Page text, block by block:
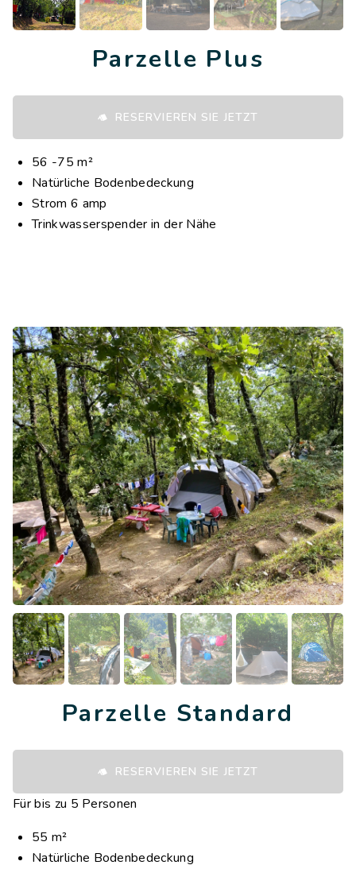
Parzelle Plus
RESERVIEREN SIE JETZT
56 -75 m²
Natürliche Bodenbedeckung
Strom 6 amp
Trinkwasserspender in der Nähe
Parzelle Standard
RESERVIEREN SIE JETZT
Für bis zu 5 Personen
55 m²
Natürliche Bodenbedeckung